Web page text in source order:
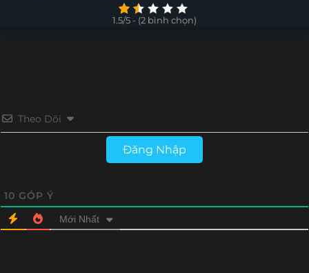
1.5/5 - (2 bình chọn)
Theo Dõi
Đăng Nhập
10 GÓP Ý
Mới Nhất